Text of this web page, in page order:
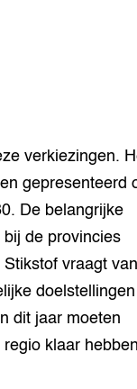
verkiezingen.
gepresenteerd
De belangrijke
de provincies
vraagt van
doelstellingen
dit jaar moeten
klaar